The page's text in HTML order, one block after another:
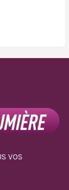
VOS